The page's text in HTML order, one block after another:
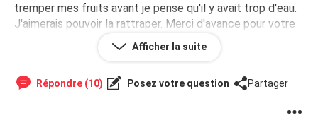
tremper mes fruits avant je pense qu'il y avait trop d'eau.
J'aimerais pouvoir la rattraper. Merci d'avance pour votre
Afficher la suite
Répondre (10) Posez votre question Partager